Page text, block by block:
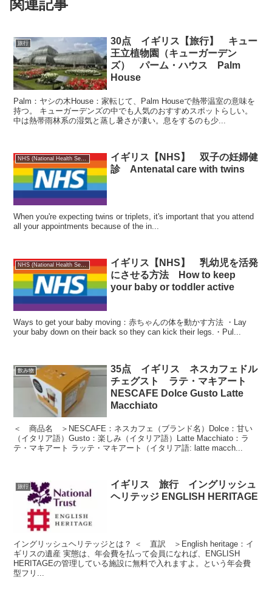
関連記事
旅行
30点 イギリス【旅行】 キュー
王立植物園（キューガーデン
ズ） パーム・ハウス Palm
House
Palm：ヤシの木House：家転じて、Palm Houseで熱帯温室の意味を
持つ。 キューガーデンズの中でも人気のおすすめスポットらしい。
中は熱帯雨林系の湿気と蒸し暑さが凄い。息をするのも少...
NHS (National Health Service)
イギリス【NHS】 双子の妊婦健
診 Antenatal care with twins
When you're expecting twins or triplets, it's important that you attend
all your appointments because of the in...
NHS (National Health Service)
イギリス【NHS】 乳幼児を活発
にさせる方法 How to keep
your baby or toddler active
Ways to get your baby moving：赤ちゃんの体を動かす方法 ・Lay
your baby down on their back so they can kick their legs.・Pul...
飲み物
35点 イギリス ネスカフェドル
チェグスト ラテ・マキアート
NESCAFE Dolce Gusto Latte
Macchiato
＜ 商品名 ＞NESCAFE：ネスカフェ（ブランド名）Dolce：甘い
（イタリア語）Gusto：楽しみ（イタリア語）Latte Macchiato：ラ
テ・マキアート ラッテ・マキアート（イタリア語: latte macch...
旅行
イギリス 旅行 イングリッシュ
ヘリテッジ ENGLISH HERITAGE
イングリッシュヘリテッジとは？ ＜ 直訳 ＞English heritage：イ
ギリスの遺産 実態は、年会費を払って会員になれば、ENGLISH
HERITAGEの管理している施設に無料で入れますよ。という年会費
型フリ...